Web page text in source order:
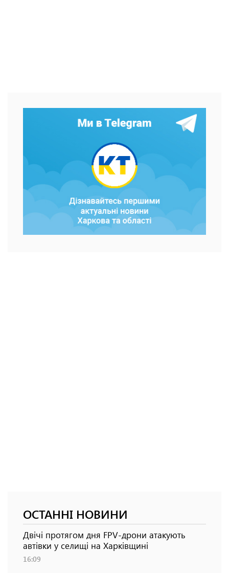
ОСТАННІ НОВИНИ
Двічі протягом дня FPV-дрони атакують
автівки у селищі на Харківщині
16:09